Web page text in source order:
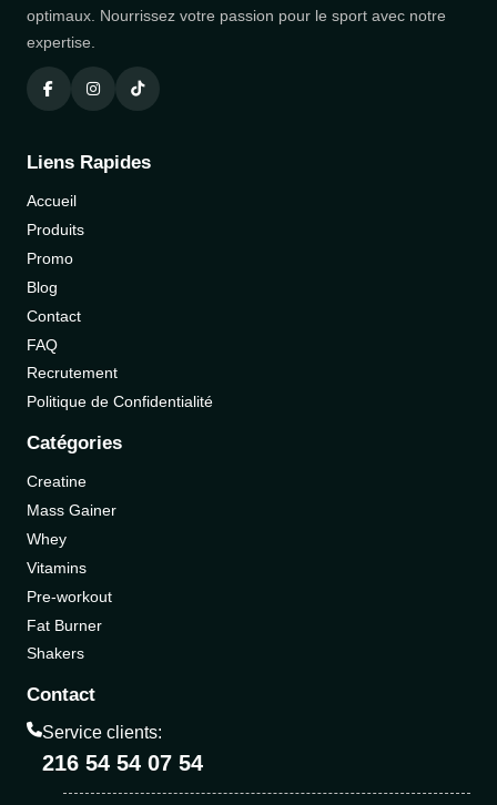
optimaux. Nourrissez votre passion pour le sport avec notre
expertise.
Liens Rapides
Accueil
Produits
Promo
Blog
Contact
FAQ
Recrutement
Politique de Confidentialité
Catégories
Creatine
Mass Gainer
Whey
Vitamins
Pre-workout
Fat Burner
Shakers
Contact
Service clients:
216 54 54 07 54